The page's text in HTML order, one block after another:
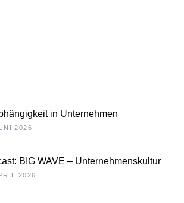
in Unternehmen
2026
BIG WAVE – Unternehmenskultur
2026